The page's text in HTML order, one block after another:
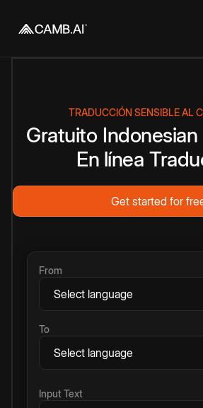
TRADUCCIÓN SENSIBLE AL
Gratuito Indonesian
En línea
Get started for
From
To
Input Text